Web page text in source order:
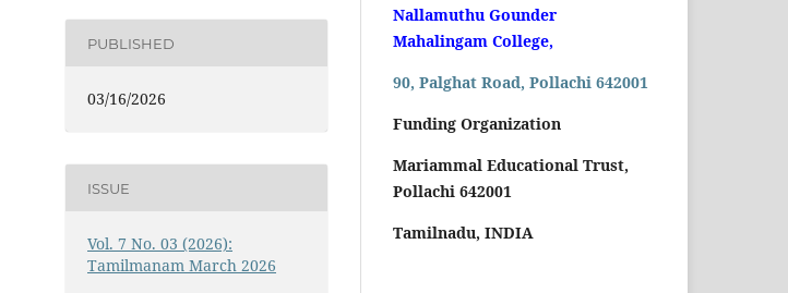
PUBLISHED
03/16/2026
ISSUE
Vol. 7 No. 03 (2026):
Tamilmanam March 2026
Nallamuthu Gounder
Mahalingam College,
90, Palghat Road, Pollachi 642001
Funding Organization
Mariammal Educational Trust,
Pollachi 642001
Tamilnadu, INDIA